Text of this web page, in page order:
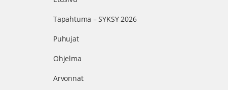
Tapahtuma – SYKSY 2026
Puhujat
Ohjelma
Arvonnat